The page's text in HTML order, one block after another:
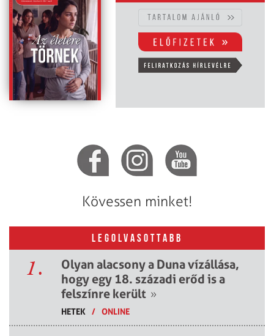
Kövessen minket!
LEGOLVASOTTABB
1.
Olyan alacsony a Duna vízállása,
hogy egy 18. századi erőd is a
felszínre került »
HETEK / ONLINE